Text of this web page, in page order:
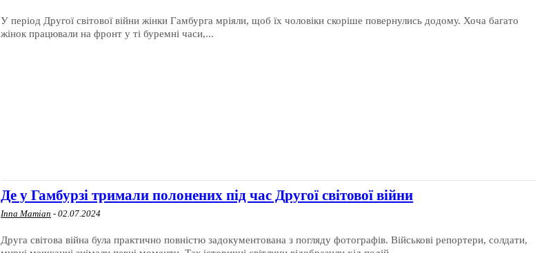
У період Другої світової війни жінки Гамбурга мріяли, щоб їх чоловіки скоріше повернулись додому. Хоча багато
жінок працювали на фронт у ті буремні часи,...
Де у Гамбурзі тримали полонених під час Другої світової війни
Inna Mamian - 02.07.2024
Друга світова війна була практично повністю задокументована з погляду фотографів. Військові репортери, солдати,